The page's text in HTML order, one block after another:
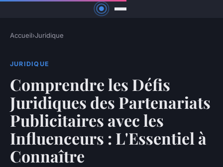
Accueil›Juridique
JURIDIQUE
Comprendre les Défis
Juridiques des Partenariats
Publicitaires avec les
Influenceurs : L'Essentiel à
Connaître